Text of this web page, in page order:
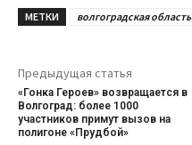
МЕТКИ волгоградская область
Предыдущая статья
«Гонка Героев» возвращается в
Волгоград: более 1000
участников примут вызов на
полигоне «Прудбой»